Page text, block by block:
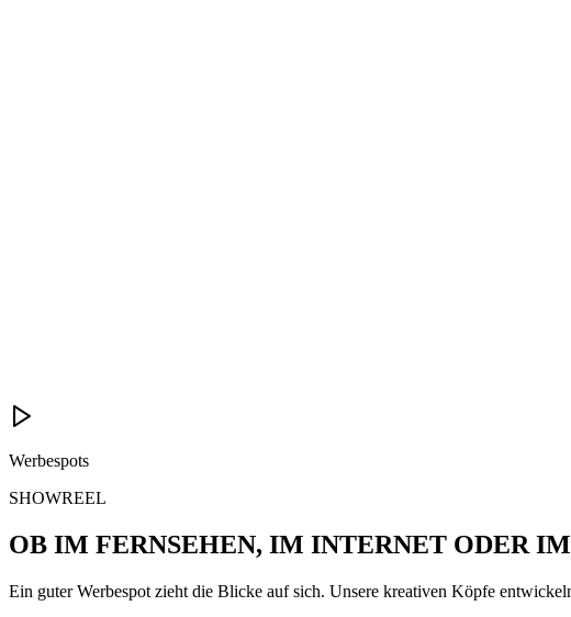
Werbespots
SHOWREEL
OB IM FERNSEHEN, IM INTERNET ODER
Ein guter Werbespot zieht die Blicke auf sich. Unsere kreativen Köpfe